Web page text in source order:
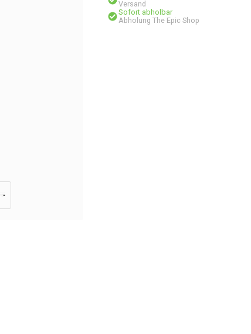
Versand
Sofort abholbar
Abholung The Epic Shop